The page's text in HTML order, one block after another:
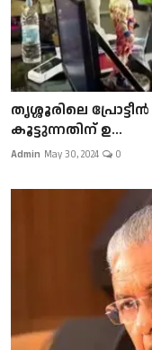
തൃശ്ശൂരിലെ
കൂട്ടുന്നതിന് ഉ...
Admin May 30, 2024 0